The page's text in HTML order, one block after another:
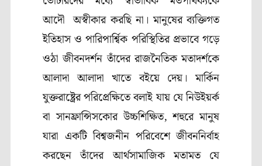
আদৌ অস্বীকার করছি না। মানুষের ব্যক্তিগত
ইতিহাস ও পারিপার্শ্বিক পরিস্থিতির প্রভাবে গড়ে
ওঠা জীবনদর্শন তাঁদের রাজনৈতিক মতাদর্শকে
আলাদা আলাদা খাতে বইয়ে দেয়। মার্কিন
যুক্তরাষ্ট্রের পরিপ্রেক্ষিতে বলাই যায় যে নিউইয়র্ক
বা সানফ্রান্সিসকোর উচ্চশিক্ষিত, শহুরে মানুষ
যারা একটি বিশ্বজনীন পরিবেশে জীবননির্বাহ
করছেন তাঁদের আর্থসামাজিক মতামত যে